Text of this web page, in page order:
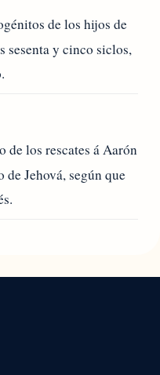
de los hijos de
sesenta y cinco siclos,
los rescates á Aarón
Jehová, según que